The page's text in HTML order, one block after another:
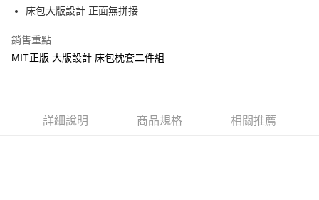
悠遊付
Google Pay
ATM付款
全家★依產品說明
床包大版設計 正面無拼接
銷售重點
MIT正版 大版設計 床包枕套二件組
詳細說明 商品規格 相關推薦